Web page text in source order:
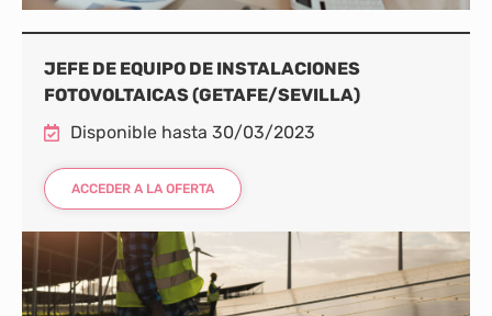
JEFE DE EQUIPO DE INSTALACIONES
FOTOVOLTAICAS (GETAFE/SEVILLA)
Disponible hasta 30/03/2023
ACCEDER A LA OFERTA